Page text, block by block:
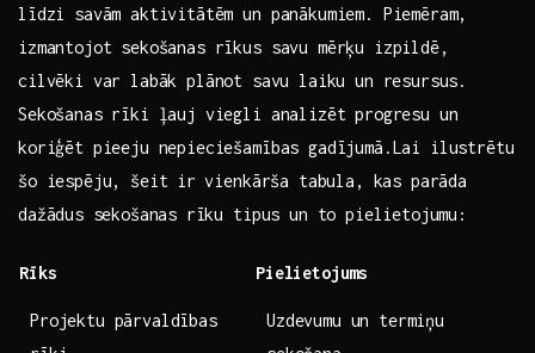
līdzi savām aktivitātēm un panākumiem. Piemēram,
izmantojot ​sekošanas rīkus savu mērķu izpildē,
cilvēki var labāk plānot⁢ savu laiku ​un resursus.
Sekošanas rīki ļauj viegli analizēt progresu un
koriģēt pieeju nepieciešamības gadījumā.Lai ilustrētu
šo‌ iespēju, šeit⁤ ir⁣ vienkārša tabula, kas parāda
dažādus⁤ sekošanas ⁣rīku tipus un to pielietojumu:
Rīks Pielietojums
Projektu pārvaldības​
Uzdevumu un termiņu